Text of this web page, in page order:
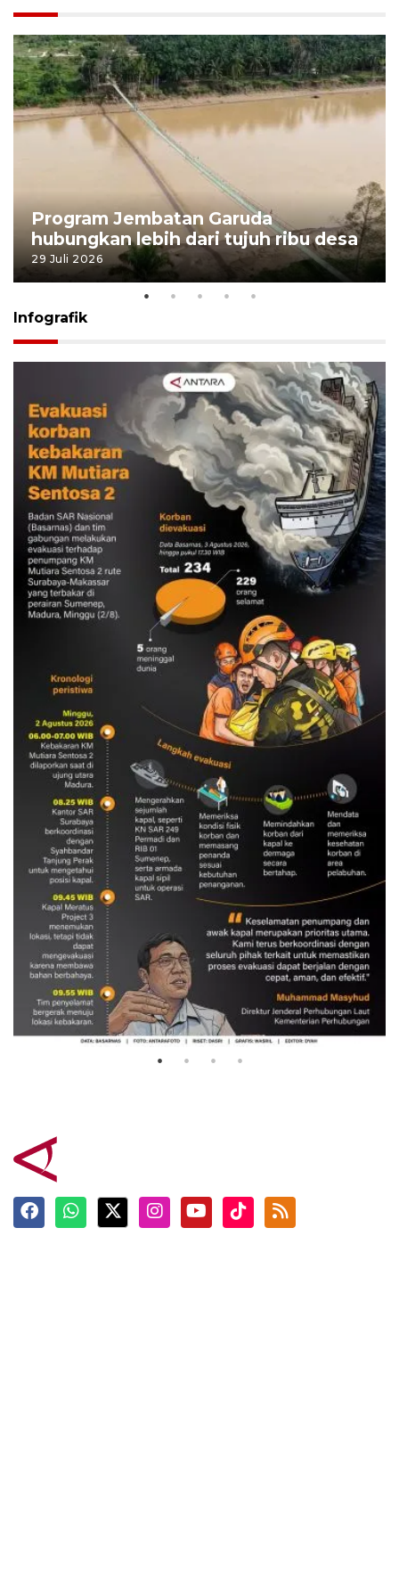
Program Jembatan Garuda
hubungkan lebih dari tujuh ribu desa
29 Juli 2026
Infografik
Evakuasi korban kebakaran KM
Mutiara Sentosa 2
3 Agustus 2026